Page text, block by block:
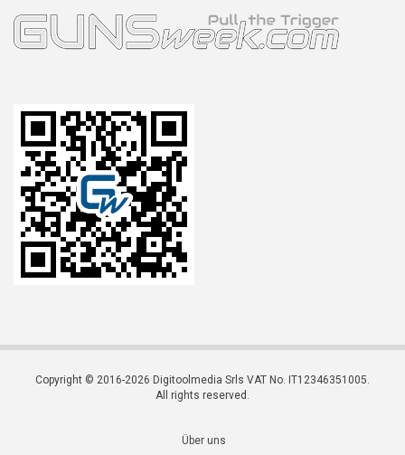
Copyright © 2016-2026 Digitoolmedia Srls VAT No. IT12346351005.
All rights reserved.
Über uns